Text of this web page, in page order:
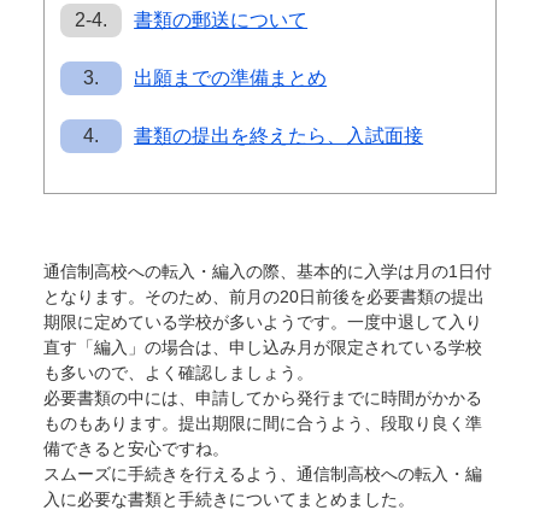
2-4. 書類の郵送について
3. 出願までの準備まとめ
4. 書類の提出を終えたら、入試面接
通信制高校への転入・編入の際、基本的に入学は月の1日付
となります。そのため、前月の20日前後を必要書類の提出
期限に定めている学校が多いようです。一度中退して入り
直す「編入」の場合は、申し込み月が限定されている学校
も多いので、よく確認しましょう。
必要書類の中には、申請してから発行までに時間がかかる
ものもあります。提出期限に間に合うよう、段取り良く準
備できると安心ですね。
スムーズに手続きを行えるよう、通信制高校への転入・編
入に必要な書類と手続きについてまとめました。